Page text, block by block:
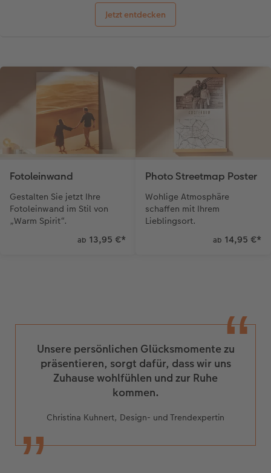
Jetzt entdecken
Fotoleinwand
Gestalten Sie jetzt Ihre
Fotoleinwand im Stil von
„Warm Spirit“.
ab 13,95 €*
Photo Streetmap Poster
Wohlige Atmosphäre
schaffen mit Ihrem
Lieblingsort.
ab 14,95 €*
Unsere persönlichen Glücksmomente zu
präsentieren, sorgt dafür, dass wir uns
Zuhause wohlfühlen und zur Ruhe
kommen.
Christina Kuhnert, Design- und Trendexpertin